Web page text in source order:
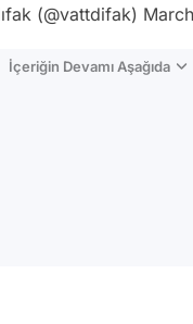
(@vattdifak)
İçeriğin Devamı Aşağıda